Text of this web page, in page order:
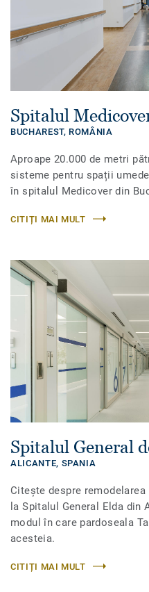
Spitalul
BUCHAREST, ROMÂNIA
Aproape 20.000 de metri
sisteme pentru spații
în spitalul Medicover din
CITIȚI MAI MULT
Spitalul General
ALICANTE, SPANIA
Citește despre
la Spitalul General Elda din
modul în care pardoseala
acesteia.
CITIȚI MAI MULT